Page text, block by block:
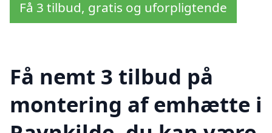
Få 3 tilbud, gratis og uforpligtende
Få nemt 3 tilbud på
montering af emhætte i